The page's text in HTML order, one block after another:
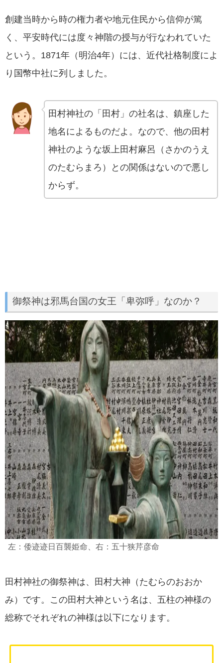
創建当時から時の権力者や地元住民から信仰が篤
く、平安時代には度々神階の授与が行なわれていた
という。1871年（明治4年）には、近代社格制度によ
り国幣中社に列しました。
田村神社の「田村」の社名は、鎮座した
地名によるものだよ。なので、他の田村
神社のような坂上田村麻呂（さかのうえ
のたむらまろ）との関係はないので悪し
からず。
御祭神は邪馬台国の女王「卑弥呼」なのか？
左：倭迹迹日百襲姫命、右：五十狭芹彦命
田村神社の御祭神は、田村大神（たむらのおおか
み）です。この田村大神という名は、五柱の神様の
総称でそれぞれの神様は以下になります。